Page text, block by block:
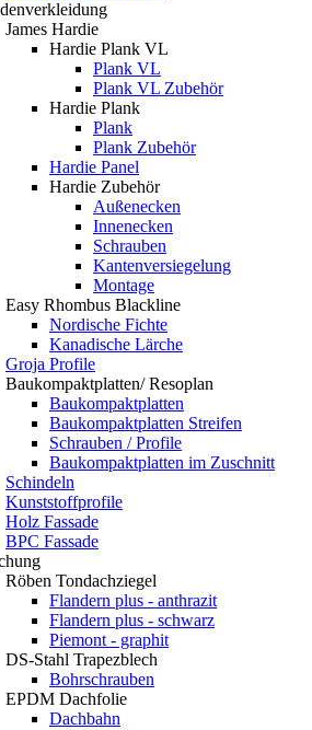
James Hardie
Hardie Plank VL
Plank VL
Plank VL Zubehör
Hardie Plank
Plank
Plank Zubehör
Hardie Panel
Hardie Zubehör
Außenecken
Innenecken
Schrauben
Kantenversiegelung
Montage
Easy Rhombus Blackline
Nordische Fichte
Kanadische Lärche
Groja Profile
Baukompaktplatten/ Resoplan
Baukompaktplatten
Baukompaktplatten Streifen
Schrauben / Profile
Baukompaktplatten im Zuschnitt
Schindeln
Kunststoffprofile
Holz Fassade
BPC Fassade
Röben Tondachziegel
Flandern plus - anthrazit
Flandern plus - schwarz
Piemont - graphit
DS-Stahl Trapezblech
Bohrschrauben
EPDM Dachfolie
Dachbahn